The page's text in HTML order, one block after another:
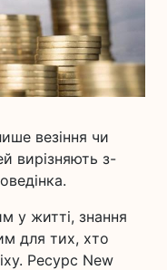
везіння чи
вирізняють з-
у житті, знання
для тих, хто
Ресурс New